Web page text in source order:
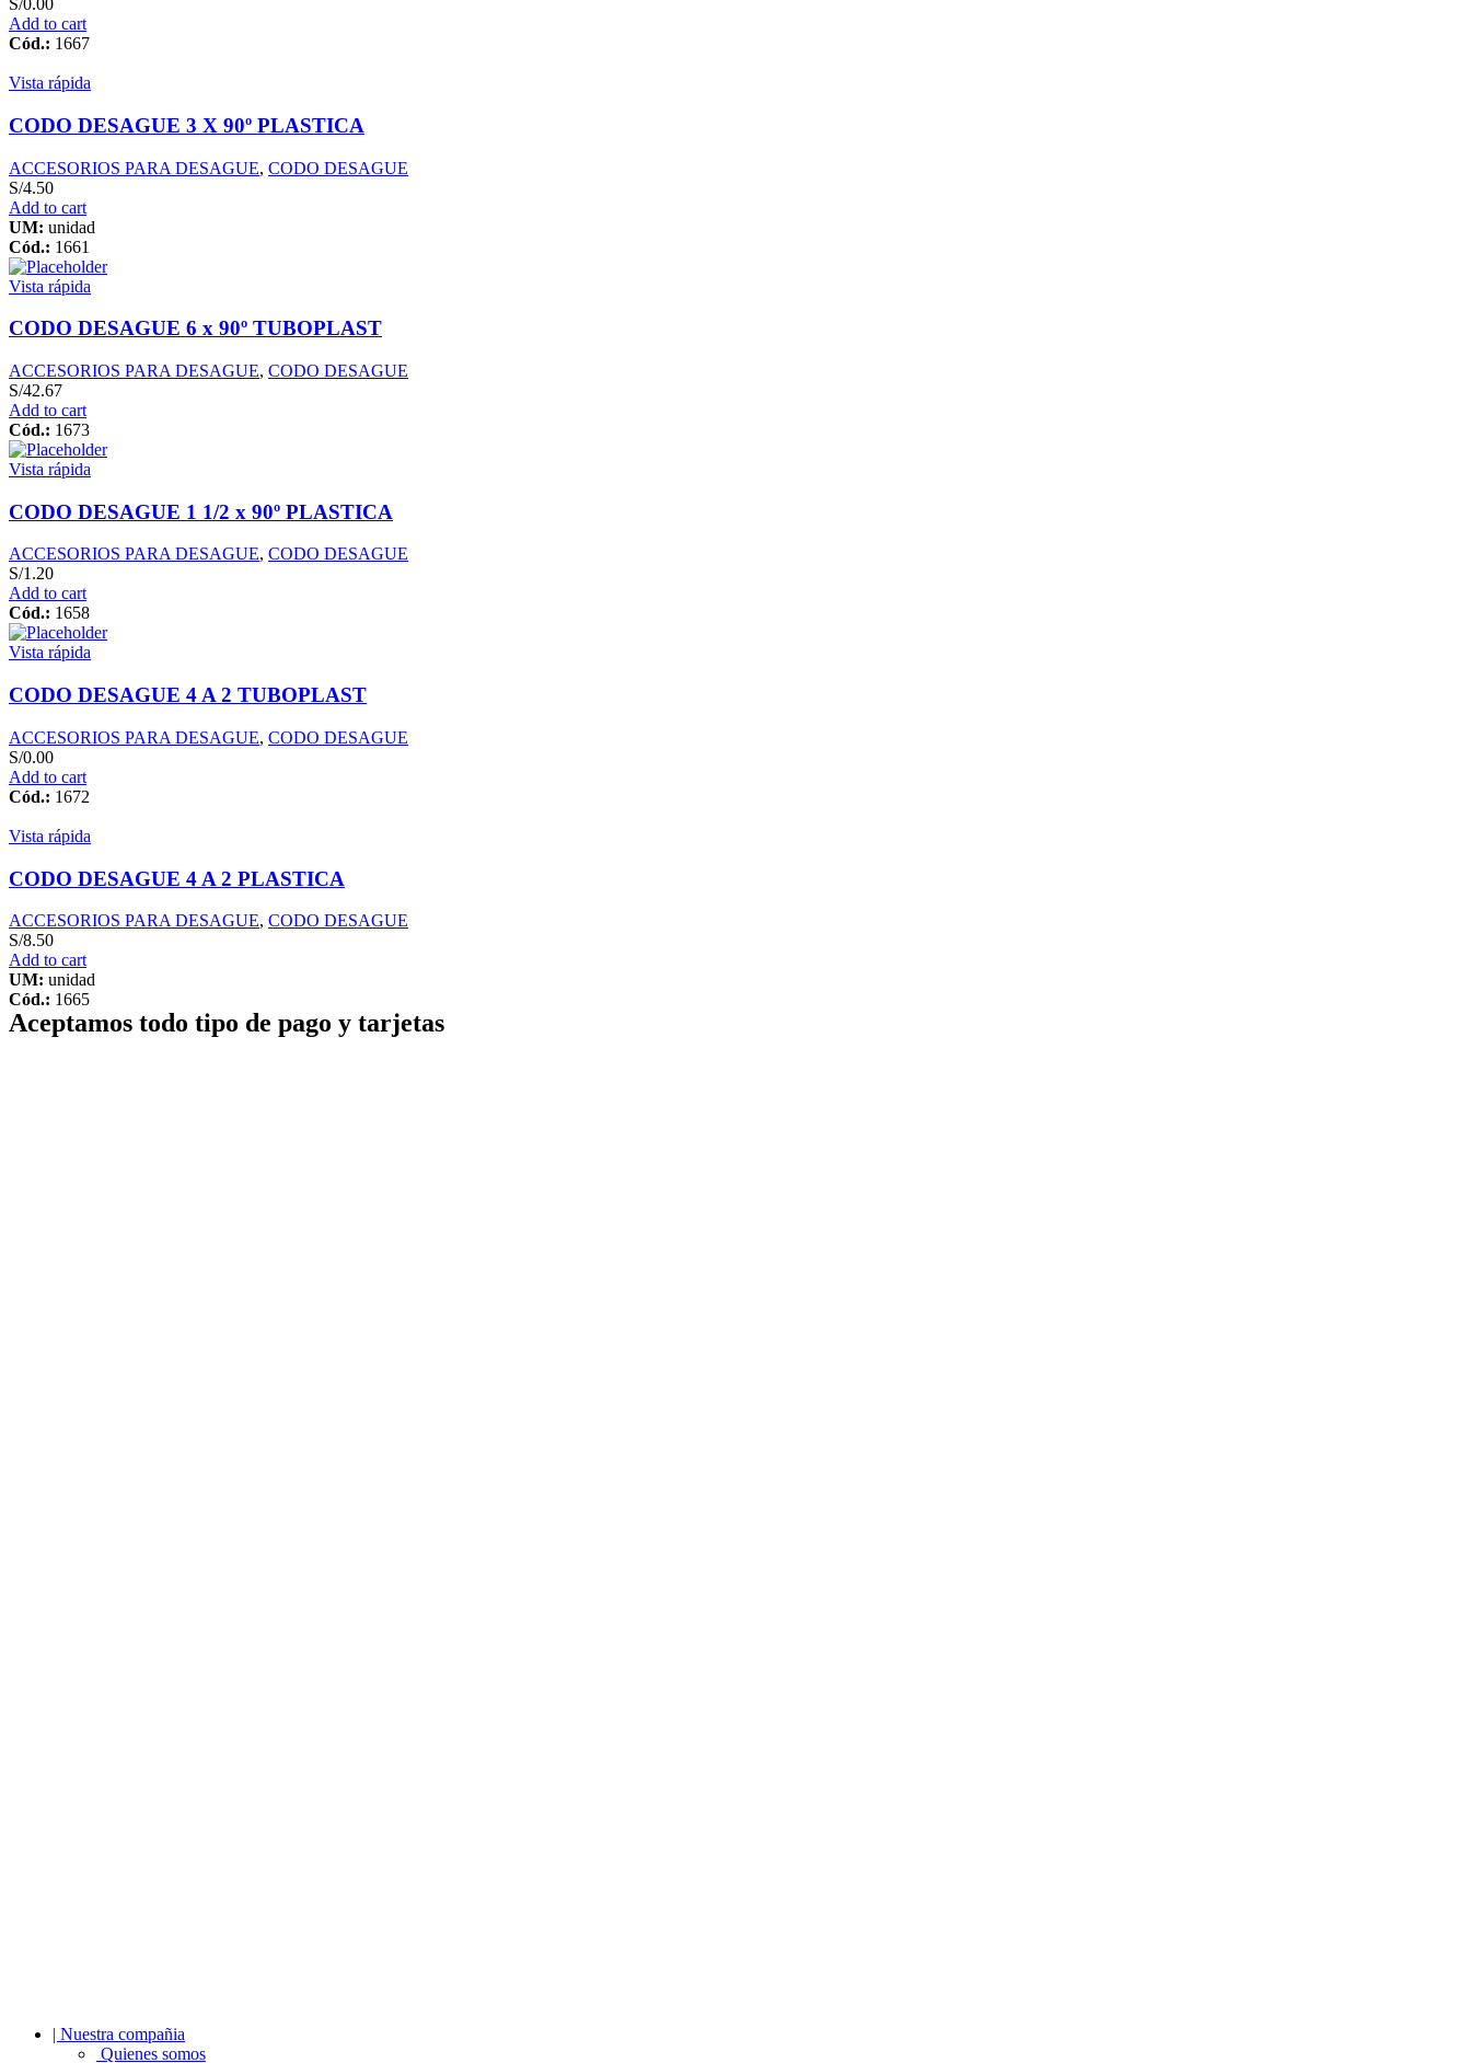
S/0.00
Add to cart
Cód.: 1667
Vista rápida
CODO DESAGUE 3 X 90º PLASTICA
ACCESORIOS PARA DESAGUE, CODO DESAGUE
S/4.50
Add to cart
UM: unidad
Cód.: 1661
Vista rápida
CODO DESAGUE 6 x 90º TUBOPLAST
ACCESORIOS PARA DESAGUE, CODO DESAGUE
S/42.67
Add to cart
Cód.: 1673
Vista rápida
CODO DESAGUE 1 1/2 x 90º PLASTICA
ACCESORIOS PARA DESAGUE, CODO DESAGUE
S/1.20
Add to cart
Cód.: 1658
Vista rápida
CODO DESAGUE 4 A 2 TUBOPLAST
ACCESORIOS PARA DESAGUE, CODO DESAGUE
S/0.00
Add to cart
Cód.: 1672
Vista rápida
CODO DESAGUE 4 A 2 PLASTICA
ACCESORIOS PARA DESAGUE, CODO DESAGUE
S/8.50
Add to cart
UM: unidad
Cód.: 1665
Aceptamos todo tipo de pago y tarjetas
| Nuestra compañia
Quienes somos